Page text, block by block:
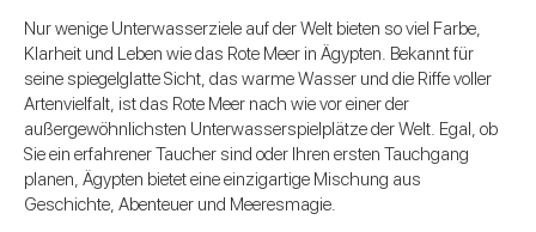
Nur wenige Unterwasserziele auf der Welt bieten so viel Farbe,
Klarheit und Leben wie das Rote Meer in Ägypten. Bekannt für
seine spiegelglatte Sicht, das warme Wasser und die Riffe voller
Artenvielfalt, ist das Rote Meer nach wie vor einer der
außergewöhnlichsten Unterwasserspielplätze der Welt. Egal, ob
Sie ein erfahrener Taucher sind oder Ihren ersten Tauchgang
planen, Ägypten bietet eine einzigartige Mischung aus
Geschichte, Abenteuer und Meeresmagie.